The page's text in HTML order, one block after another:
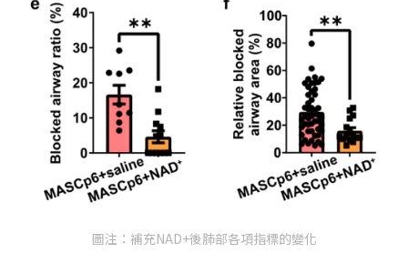
圖注：補充NAD+後肺部各項指標的變化